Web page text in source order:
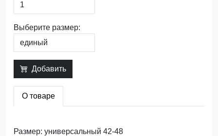
Выберите размер:
Добавить
О товаре
Размер: универсальный 42-48